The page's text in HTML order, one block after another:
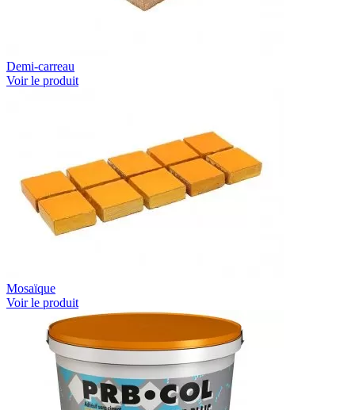
Demi-carreau
Voir le produit
Mosaïque
Voir le produit